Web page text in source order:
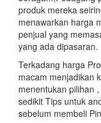
produk mereka
menawarkan harga
penjual yang
yang ada dipasaran.
Terkadang harga
macam menjadikan
menentukan pilihan
sedikit Tips untuk
sebelum membeli